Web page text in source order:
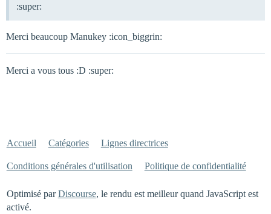
:super:
Merci beaucoup Manukey :icon_biggrin:
Merci a vous tous :D :super:
Accueil Catégories Lignes directrices
Conditions générales d'utilisation Politique de confidentialité
Optimisé parDiscourse, le rendu est meilleur quand JavaScript est
activé.